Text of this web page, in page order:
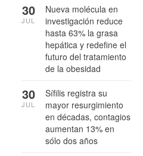
Nueva molécula en
investigación reduce
hasta 63% la grasa
hepática y redefine el
futuro del tratamiento
de la obesidad
30
JUL
Sífilis registra su
mayor resurgimiento
en décadas, contagios
aumentan 13% en
sólo dos años
30
JUL